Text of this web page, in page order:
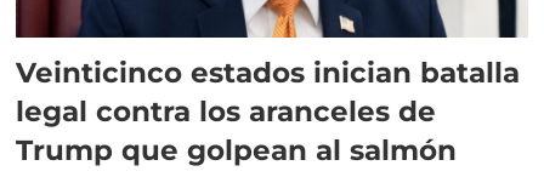
Veinticinco estados inician batalla
legal contra los aranceles de
Trump que golpean al salmón